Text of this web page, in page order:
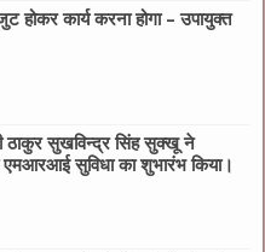
कार्य करना होगा – उपायुक्त
ठाकुर सुखविन्द्र सिंह सुक्खू ने
सुविधा का शुभारंभ किया।